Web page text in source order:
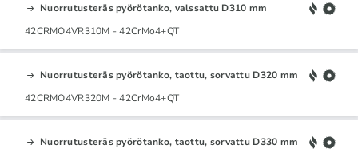
Nuorrutusteräs pyörötanko, valssattu D310 mm
42CRMO4VR310M - 42CrMo4+QT
Nuorrutusteräs pyörötanko, taottu, sorvattu D320 mm
42CRMO4VR320M - 42CrMo4+QT
Nuorrutusteräs pyörötanko, taottu, sorvattu D330 mm